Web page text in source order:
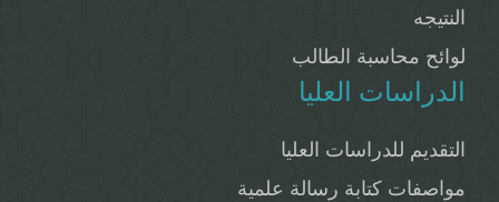
النتيجه
لوائح محاسبة الطالب
الدراسات العليا
التقديم للدراسات العليا
مواصفات كتابة رسالة علمية